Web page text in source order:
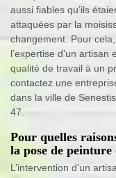
aussi fiables qu’ils
attaquées par la
changement. Pour
l’expertise d’un
qualité de travail à un
contactez une
dans la ville de
47.
Pour quelles
la pose de peinture
L’intervention d’un